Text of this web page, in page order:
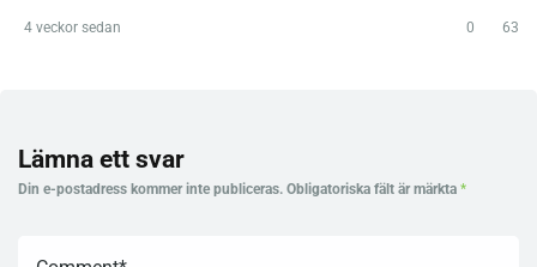
4 veckor sedan 0 63
Lämna ett svar
Din e-postadress kommer inte publiceras. Obligatoriska fält är märkta *